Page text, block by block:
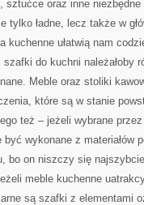
sztućce oraz inne
tylko ładne, lecz także w
kuchenne ułatwią nam
do kuchni należałoby
Meble oraz stoliki
które są w stanie
też – jeżeli wybrane
wykonane z materiałów
bo on niszczy się
meble kuchenne
są szafki z elementami